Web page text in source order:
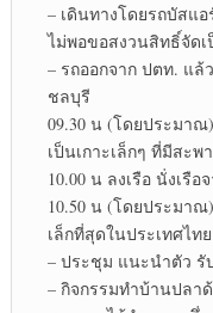
– เดินทางโดยรถบัสแ
ไม่พอขอสงวนสิทธิ์จัด
– รถออกจาก ปตท. แล้
ชลบุรี
09.30 น (โดยประมาณ
เป็นเกาะเล็กๆ ที่มีสะ
10.00 น ลงเรือ นั่งเรื
10.50 น (โดยประมาณ
เล็กที่สุดในประเทศไทย
– ประชุม แนะนำตัว รั
– กิจกรรมทำบ้านปลา